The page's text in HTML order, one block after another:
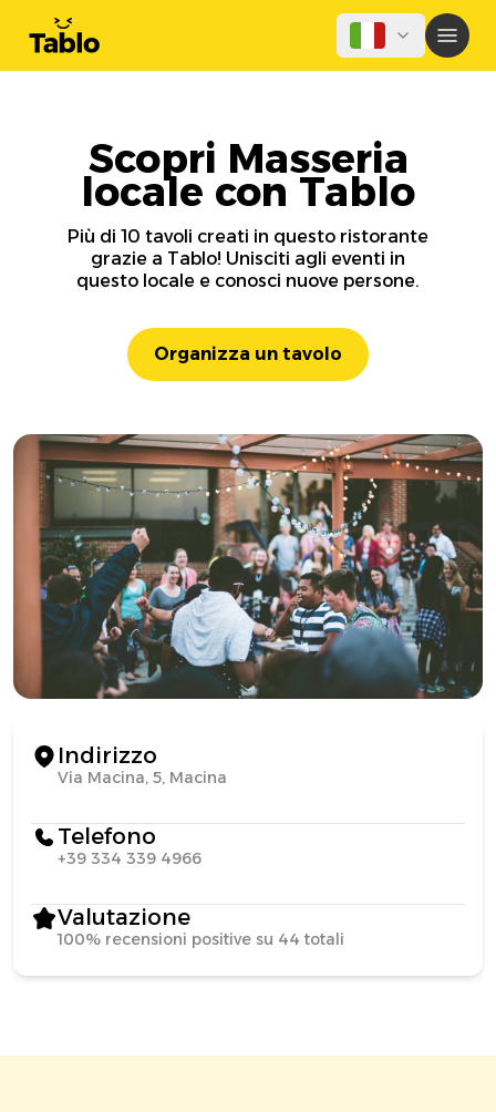
Scopri Masseria
locale con Tablo
Più di 10 tavoli creati in questo ristorante
grazie a Tablo! Unisciti agli eventi in
questo locale e conosci nuove persone.
Organizza un tavolo
Indirizzo
Via Macina, 5, Macina
Telefono
+39 334 339 4966
Valutazione
100% recensioni positive su 44 totali